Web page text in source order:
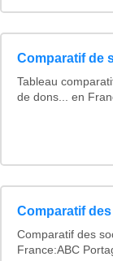
Comparatif de
Tableau
de dons... en
Comparatif
Comparatif des
France:ABC